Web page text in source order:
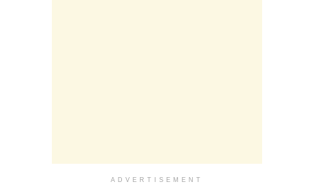
ADVERTISEMENT